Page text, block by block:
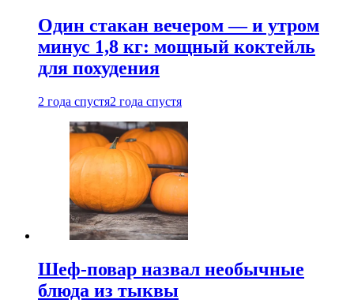
Один стакан вечером — и утром
минус 1,8 кг: мощный коктейль
для похудения
2 года спустя2 года спустя
Шеф-повар назвал необычные
блюда из тыквы